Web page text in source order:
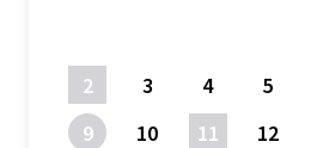
2
3 4 5
9
10 11 12